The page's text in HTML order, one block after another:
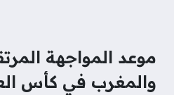
موعد المواجهة
والمغرب في كأس